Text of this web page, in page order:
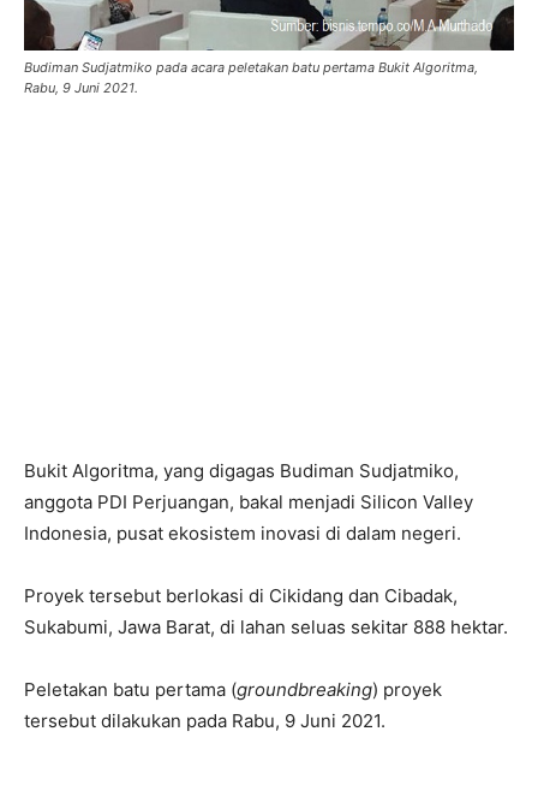
Budiman Sudjatmiko pada acara peletakan batu pertama Bukit Algoritma,
Rabu, 9 Juni 2021.
Bukit Algoritma, yang digagas Budiman Sudjatmiko,
anggota PDI Perjuangan, bakal menjadi Silicon Valley
Indonesia, pusat ekosistem inovasi di dalam negeri.
Proyek tersebut berlokasi di Cikidang dan Cibadak,
Sukabumi, Jawa Barat, di lahan seluas sekitar 888 hektar.
Peletakan batu pertama (groundbreaking) proyek
tersebut dilakukan pada Rabu, 9 Juni 2021.